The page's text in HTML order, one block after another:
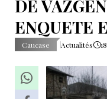
DE
ENQUETE
Caucase Actualités